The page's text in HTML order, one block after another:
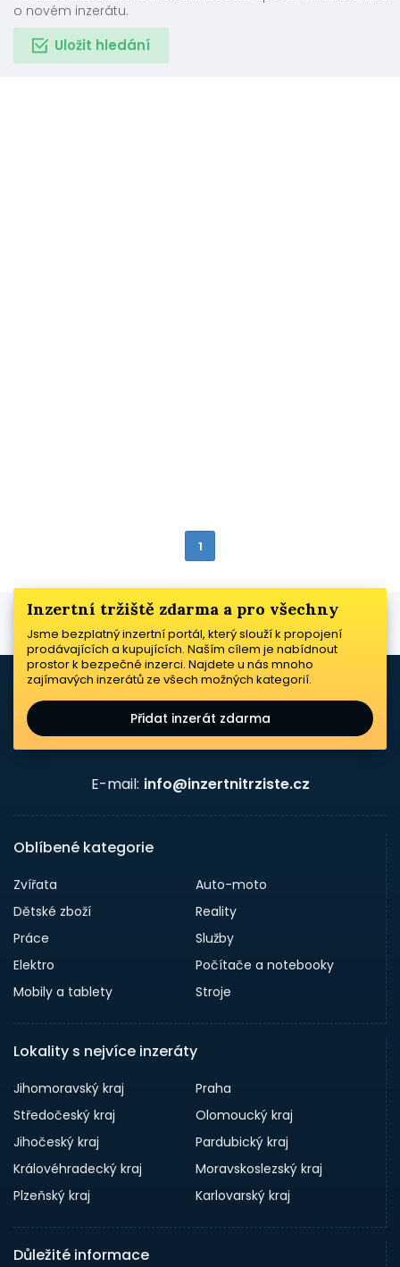
o novém inzerátu.
Uložit hledání
1
Inzertní tržiště zdarma a pro všechny
Jsme bezplatný inzertní portál, který slouží k propojení
prodávajících a kupujících. Naším cílem je nabídnout
prostor k bezpečné inzerci. Najdete u nás mnoho
zajímavých inzerátů ze všech možných kategorií.
Přidat inzerát zdarma
E-mail: info@inzertnitrziste.cz
Oblíbené kategorie
Zvířata
Auto-moto
Dětské zboží
Reality
Práce
Služby
Elektro
Počítače a notebooky
Mobily a tablety
Stroje
Lokality s nejvíce inzeráty
Jihomoravský kraj
Praha
Středočeský kraj
Olomoucký kraj
Jihočeský kraj
Pardubický kraj
Královéhradecký kraj
Moravskoslezský kraj
Plzeňský kraj
Karlovarský kraj
Důležité informace